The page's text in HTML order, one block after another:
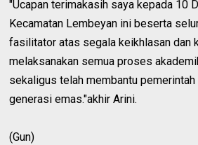
"Ucapan terimakasih saya kepada 10
Kecamatan Lembeyan ini beserta
fasilitator atas segala keikhlasan dan
melaksanakan semua proses
sekaligus telah membantu
generasi emas."akhir Arini.
(Gun)